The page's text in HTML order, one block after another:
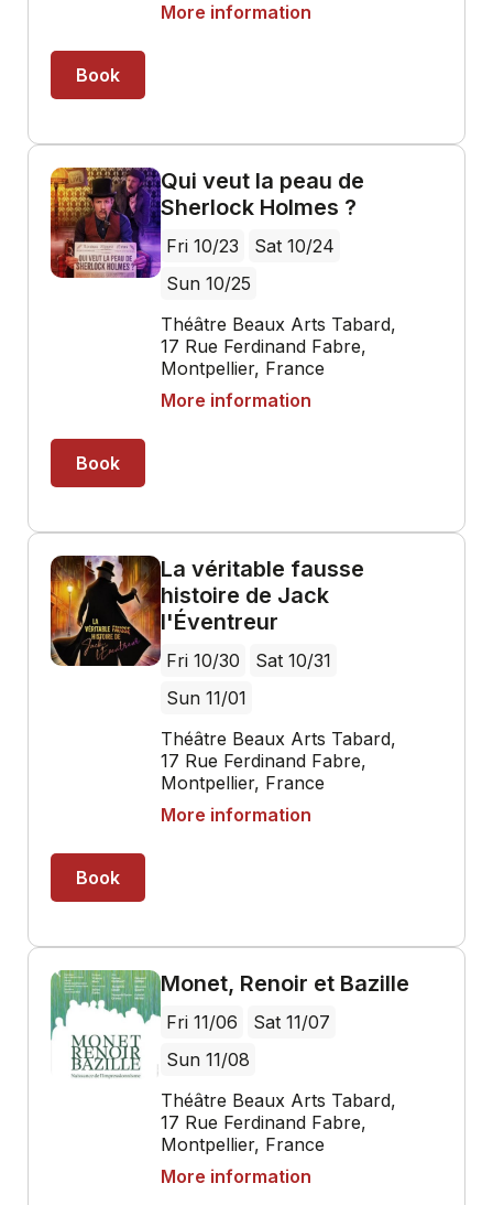
More information
Book
Qui veut la peau de
Sherlock Holmes ?
Fri 10/23
Sat 10/24
Sun 10/25
Théâtre Beaux Arts Tabard,
17 Rue Ferdinand Fabre,
Montpellier, France
More information
Book
La véritable fausse
histoire de Jack
l'Éventreur
Fri 10/30
Sat 10/31
Sun 11/01
Théâtre Beaux Arts Tabard,
17 Rue Ferdinand Fabre,
Montpellier, France
More information
Book
Monet, Renoir et Bazille
Fri 11/06
Sat 11/07
Sun 11/08
Théâtre Beaux Arts Tabard,
17 Rue Ferdinand Fabre,
Montpellier, France
More information